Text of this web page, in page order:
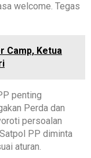
welcome. Tegas
Camp, Ketua
penting
Perda dan
persoalan
PP diminta
aturan.